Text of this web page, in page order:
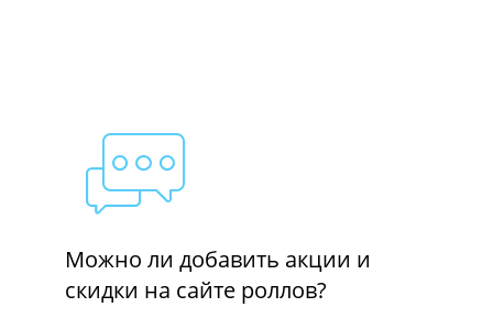
Можно ли добавить акции и
скидки на сайте роллов?